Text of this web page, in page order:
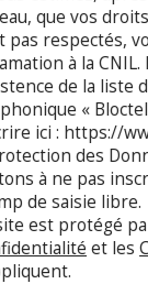
que vos
pas respectés,
à la
de la liste
«
ici : https://
des
à ne pas
de saisie libre.
est protégé
et les